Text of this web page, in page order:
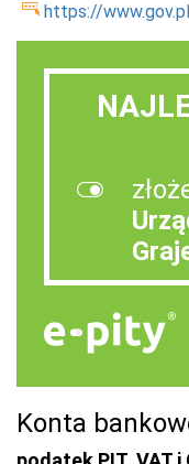
https://
Konta